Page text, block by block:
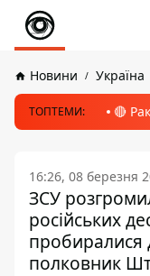
Новини Україна
ТОПТЕМИ: 🔴
16:26, 08 березня
ЗСУ
російських
пробиралися
полковник